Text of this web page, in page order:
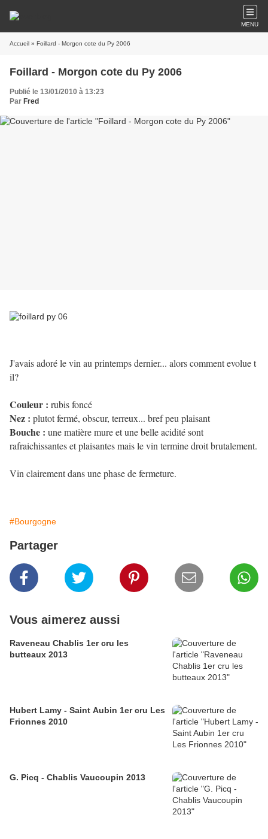
MENU
Accueil » Foillard - Morgon cote du Py 2006
Foillard - Morgon cote du Py 2006
Publié le 13/01/2010 à 13:23
Par Fred
J'avais adoré le vin au printemps dernier... alors comment evolue t
il?
Couleur : rubis foncé
Nez : plutot fermé, obscur, terreux... bref peu plaisant
Bouche : une matière mure et une belle acidité sont
rafraichissantes et plaisantes mais le vin termine droit brutalement.
Vin clairement dans une phase de fermeture.
#Bourgogne
Partager
Vous aimerez aussi
Raveneau Chablis 1er cru les
butteaux 2013
Hubert Lamy - Saint Aubin 1er cru Les
Frionnes 2010
G. Picq - Chablis Vaucoupin 2013